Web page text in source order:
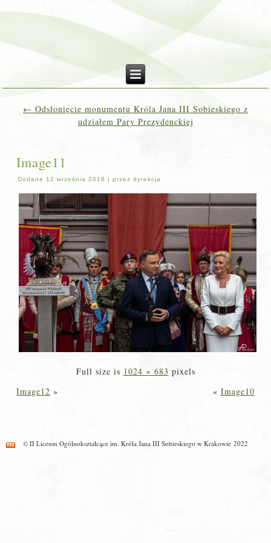
← Odsłonięcie monumentu Króla Jana III Sobieskiego z
udziałem Pary Prezydenckiej
Image11
Dodane 12 września 2018 |przez dyrekcja
Full size is 1024 × 683 pixels
Image12 » « Image10
© II Liceum Ogólnokształcące im. Króla Jana III Sobieskiego w Krakowie 2022